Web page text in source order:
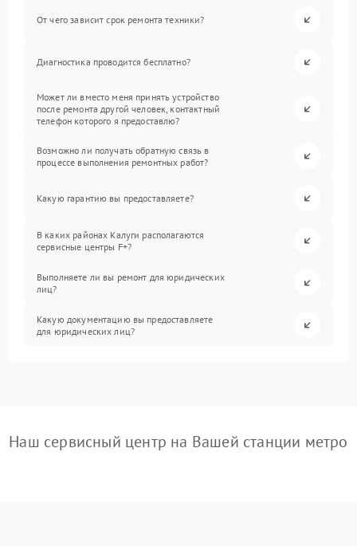
От чего зависит срок ремонта техники?
Диагностика проводится бесплатно?
Может ли вместо меня принять устройство
после ремонта другой человек, контактный
телефон которого я предоставлю?
Возможно ли получать обратную связь в
процессе выполнения ремонтных работ?
Какую гарантию вы предоставляете?
В каких районах Калуги располагаются
сервисные центры F+?
Выполняете ли вы ремонт для юридических
лиц?
Какую документацию вы предоставляете
для юридических лиц?
Наш сервисный центр на Вашей станции метро